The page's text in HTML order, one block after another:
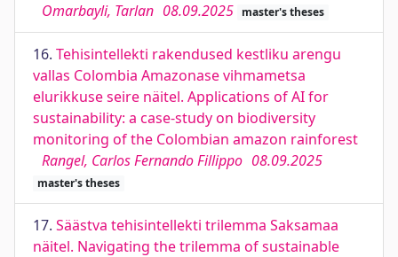
Omarbayli, Tarlan 08.09.2025 master's theses
16. Tehisintellekti rakendused kestliku arengu
vallas Colombia Amazonase vihmametsa
elurikkuse seire näitel. Applications of AI for
sustainability: a case-study on biodiversity
monitoring of the Colombian amazon rainforest
Rangel, Carlos Fernando Fillippo 08.09.2025
master's theses
17. Säästva tehisintellekti trilemma Saksamaa
näitel. Navigating the trilemma of sustainable